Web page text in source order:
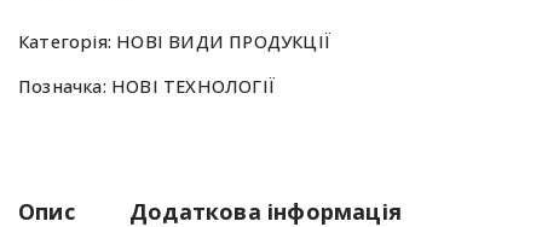
Категорія: НОВІ ВИДИ ПРОДУКЦІЇ
Позначка: НОВІ ТЕХНОЛОГІЇ
Опис Додаткова інформація